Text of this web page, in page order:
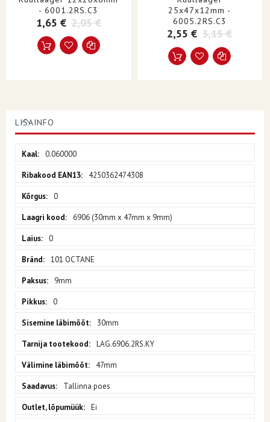
- 6001.2RS.C3
1,65 € 2,05 €
25x47x12mm -
6005.2RS.C3
2,55 € 3,15 €
LISAINFO
0.060000
4250362474308
0
6906 (30mm x 47mm x 9mm)
0
101 OCTANE
9mm
0
30mm
LAG.6906.2RS.KY
47mm
Tallinna poes
Ei